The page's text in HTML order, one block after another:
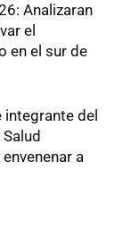
Analizaran
el
en el sur de
del
a